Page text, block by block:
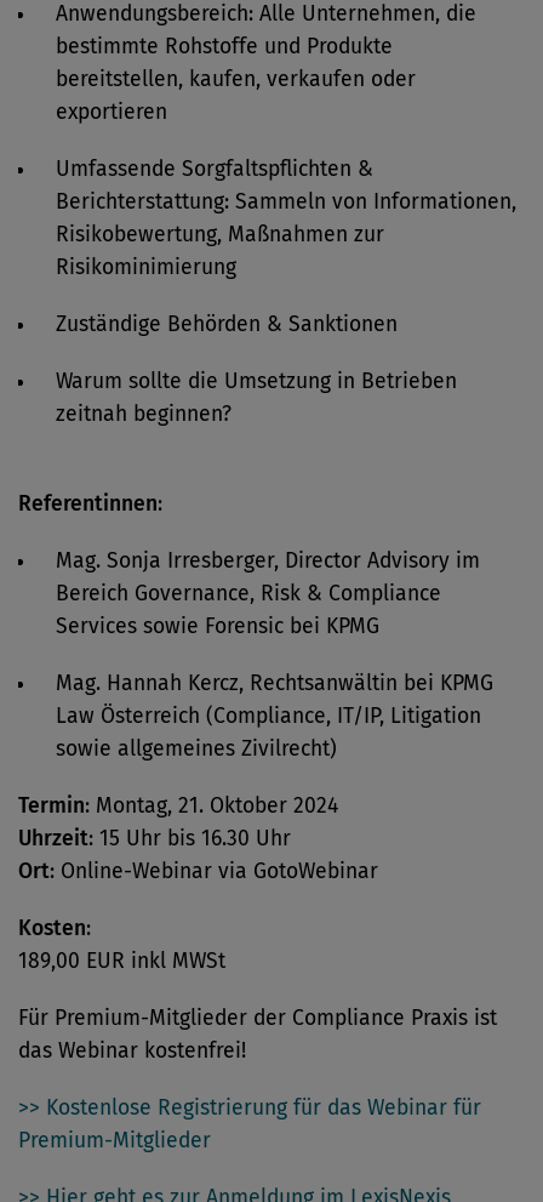
Anwendungsbereich: Alle Unternehmen, die
bestimmte Rohstoffe und Produkte
bereitstellen, kaufen, verkaufen oder
exportieren
Umfassende Sorgfaltspflichten &
Berichterstattung: Sammeln von Informationen,
Risikobewertung, Maßnahmen zur
Risikominimierung
Zuständige Behörden & Sanktionen
Warum sollte die Umsetzung in Betrieben
zeitnah beginnen?
Referentinnen:
Mag. Sonja Irresberger, Director Advisory im
Bereich Governance, Risk & Compliance
Services sowie Forensic bei KPMG
Mag. Hannah Kercz, Rechtsanwältin bei KPMG
Law Österreich (Compliance, IT/IP, Litigation
sowie allgemeines Zivilrecht)
Termin: Montag, 21. Oktober 2024
Uhrzeit: 15 Uhr bis 16.30 Uhr
Ort: Online-Webinar via GotoWebinar
Kosten:
189,00 EUR inkl MWSt
Für Premium-Mitglieder der Compliance Praxis ist
das Webinar kostenfrei!
>> Kostenlose Registrierung für das Webinar für
Premium-Mitglieder